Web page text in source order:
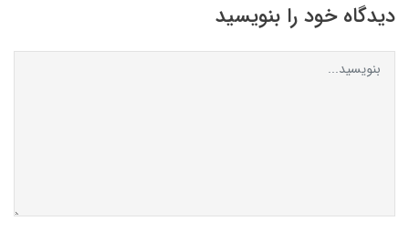
دیدگاه خود را بنویسید